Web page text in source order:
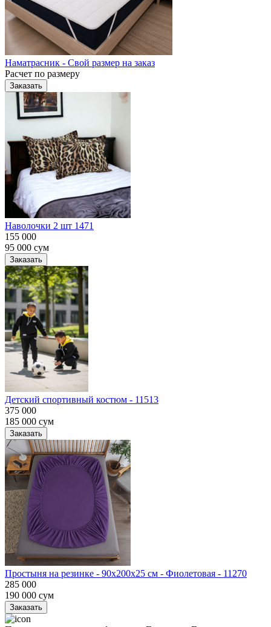
Наматрасник - Свой размер на заказ
Расчет по размеру
Заказать
Наволочки 2 шт 1471
155 000
95 000 сум
Заказать
Детский спортивный костюм - 11513
375 000
185 000 сум
Заказать
Простыня на резинке - 90x200x25 cм - Фиолетовая - 11270
285 000
190 000 сум
Заказать